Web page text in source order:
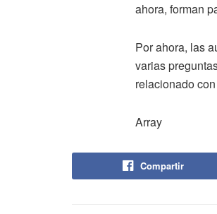
ahora, forman
Por ahora, las
varias
relacionado
Array
Compartir